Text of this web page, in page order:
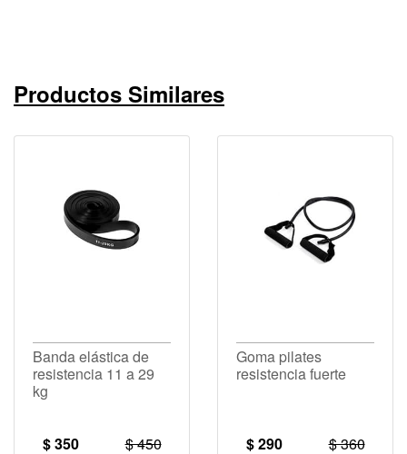
Productos Similares
Banda elástica de
resistencia 11 a 29
kg
$ 350 $ 450
Goma pilates
resistencia fuerte
$ 290 $ 360